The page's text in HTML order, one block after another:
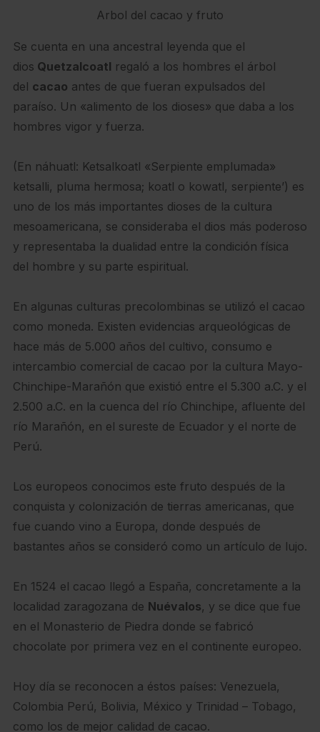
Arbol del cacao y fruto
Se cuenta en una ancestral leyenda que el
dios Quetzalcoatl regaló a los hombres el árbol
del cacao antes de que fueran expulsados del
paraíso. Un «alimento de los dioses» que daba a los
hombres vigor y fuerza.
(En náhuatl: Ketsalkoatl «Serpiente emplumada»
ketsalli, pluma hermosa; koatl o kowatl, serpiente’) es
uno de los más importantes dioses de la cultura
mesoamericana, se consideraba el dios más poderoso
y representaba la dualidad entre la condición física
del hombre y su parte espiritual.
En algunas culturas precolombinas se utilizó el cacao
como moneda. Existen evidencias arqueológicas de
hace más de 5.000 años del cultivo, consumo e
intercambio comercial de cacao por la cultura Mayo-
Chinchipe-Marañón que existió entre el 5.300 a.C. y el
2.500 a.C. en la cuenca del río Chinchipe, afluente del
río Marañón, en el sureste de Ecuador y el norte de
Perú.​
Los europeos conocimos este fruto después de la
conquista y colonización de tierras americanas, que
fue cuando vino a Europa, donde después de
bastantes años se consideró como un artículo de lujo.
En 1524 el cacao llegó a España, concretamente a la
localidad zaragozana de Nuévalos, y se dice que fue
en el Monasterio de Piedra donde se fabricó
chocolate por primera vez en el continente europeo.
Hoy día se reconocen a éstos países: Venezuela,
Colombia Perú, Bolivia, México y Trinidad – Tobago,
como los de mejor calidad de cacao.